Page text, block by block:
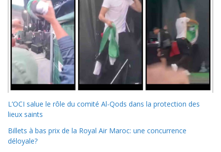
L’OCI salue le rôle du comité Al-Qods dans la protection des
lieux saints
Billets à bas prix de la Royal Air Maroc: une concurrence
déloyale?